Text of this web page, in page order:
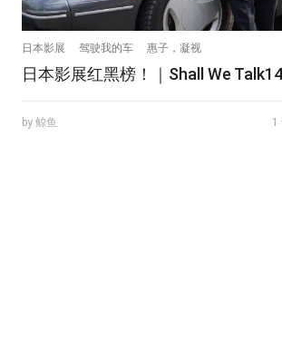
日本影展 驾驶我的车 惠子，凝视
日本影展红黑榜！｜Shall We Talk14
by 鲸鱼 1